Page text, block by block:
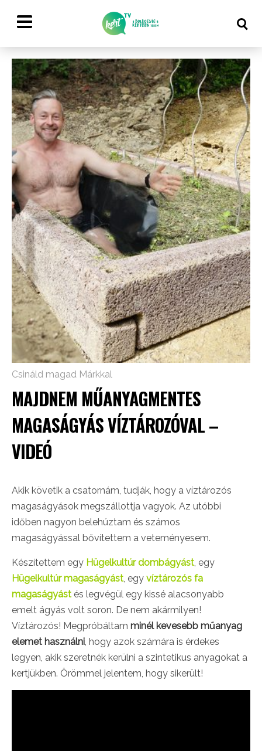
Csináld magad Márkkal
MAJDNEM MŰANYAGMENTES
MAGASÁGYÁS VÍZTÁROZÓVAL –
VIDEÓ
Akik követik a csatornám, tudják, hogy a víztározós
magaságyások megszállottja vagyok. Az utóbbi
időben nagyon belehúztam és számos
magaságyással bővítettem a veteményesem.
Készítettem egy Hügelkultúr dombágyást , egy
Hügelkultúr magaságyást , egy víztározós fa
magaságyást és legvégül egy kissé alacsonyabb
emelt ágyás volt soron. De nem akármilyen!
Víztározós! Megpróbáltam minél kevesebb műanyag
elemet használni , hogy azok számára is érdekes
legyen, akik szeretnék kerülni a szintetikus anyagokat a
kertjükben. Örömmel jelentem, hogy sikerült!